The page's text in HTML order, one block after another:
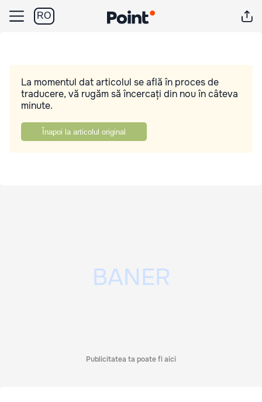
RO
La momentul dat articolul se află în proces de
traducere, vă rugăm să încercați din nou în câteva
minute.
Înapoi la articolul original
Publicitatea ta poate fi aici